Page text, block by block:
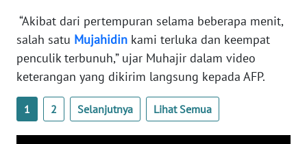
“Akibat dari pertempuran selama beberapa menit,
salah satu Mujahidin kami terluka dan keempat
penculik terbunuh,” ujar Muhajir dalam video
keterangan yang dikirim langsung kepada AFP.
1 2 Selanjutnya Lihat Semua
WN
NTT
WN
KEPRI